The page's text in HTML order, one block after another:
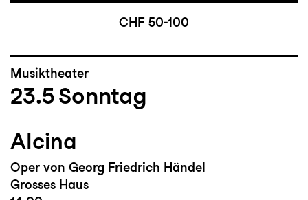
CHF 50-100
Musiktheater
23.5Sonntag
Alcina
Oper von Georg Friedrich Händel
Grosses Haus